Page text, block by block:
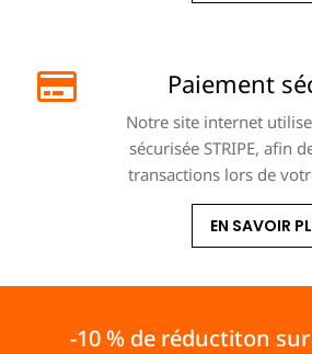
Paiement
Notre site internet
sécurisée STRIPE, afin
transactions lors de
EN SAVOIR
-10 % de réductiton